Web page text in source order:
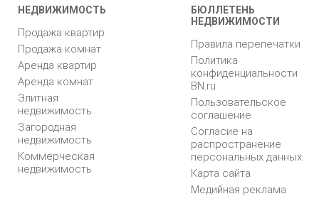
НЕДВИЖИМОСТЬ
Продажа квартир
Продажа комнат
Аренда квартир
Аренда комнат
Элитная
недвижимость
Загородная
недвижимость
Коммерческая
недвижимость
БЮЛЛЕТЕНЬ
НЕДВИЖИМОСТИ
Правила перепечатки
Политика
конфиденциальности
BN.ru
Пользовательское
соглашение
Согласие на
распространение
персональных данных
Карта сайта
Медийная реклама